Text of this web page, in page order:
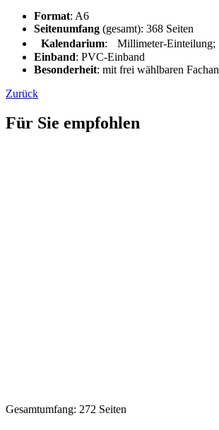
Format: A6
Seitenumfang (gesamt): 368 Seiten
Kalendarium: Millimeter-Einteilung;
Einband: PVC-Einband
Besonderheit: mit frei wählbaren
Zurück
Für Sie empfohlen
Gesamtumfang: 272 Seiten